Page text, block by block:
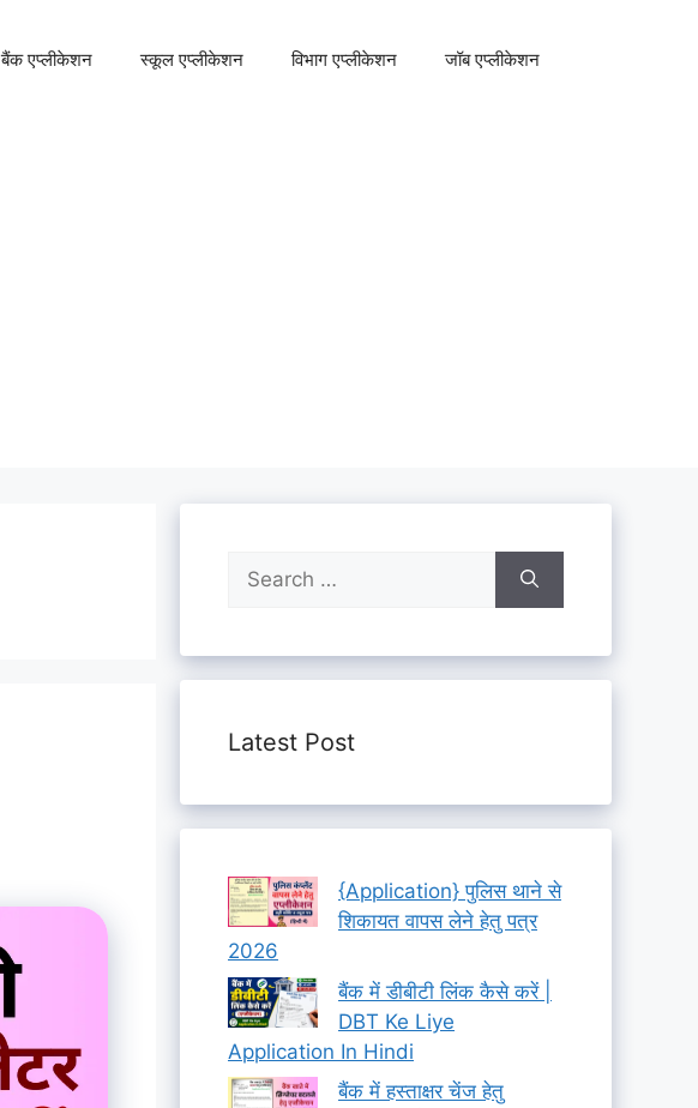
बैंक एप्लीकेशन स्कूल एप्लीकेशन विभाग एप्लीकेशन जॉब एप्लीकेशन
Search
for:
Latest Post
{Application} पुलिस थाने से
शिकायत वापस लेने हेतु पत्र
2026
बैंक में डीबीटी लिंक कैसे करें |
DBT Ke Liye
Application In Hindi
बैंक में हस्ताक्षर चेंज हेतु